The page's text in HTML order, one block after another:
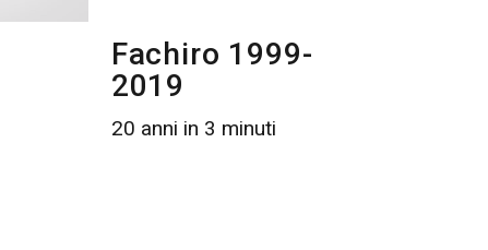
Fachiro 1999-
2019
20 anni in 3 minuti